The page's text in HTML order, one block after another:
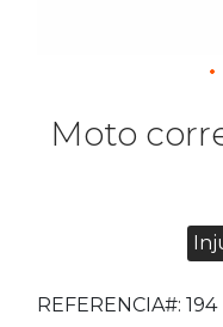
Moto
REFERENCIA#: 194